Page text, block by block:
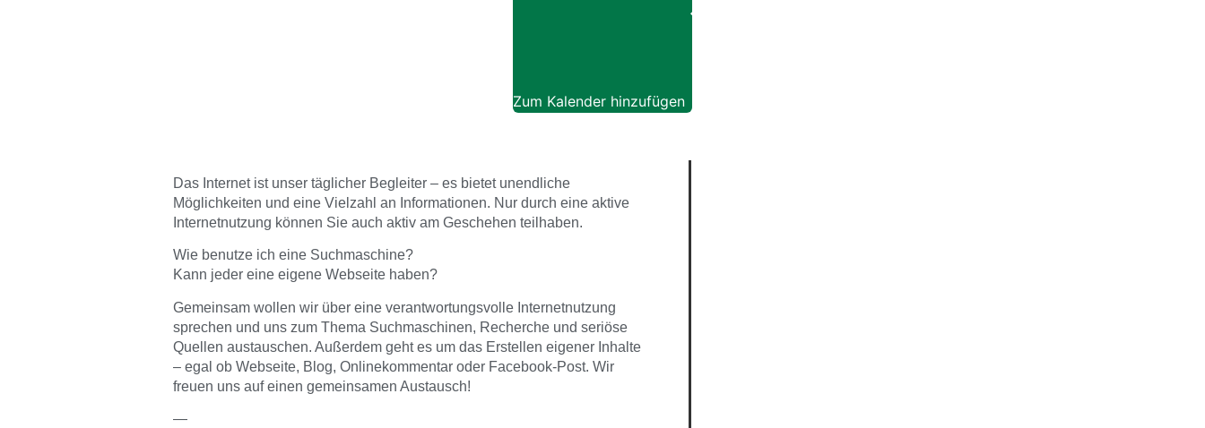
Zum Kalender hinzufügen
Das Internet ist unser täglicher Begleiter – es bietet unendliche
Möglichkeiten und eine Vielzahl an Informationen. Nur durch eine aktive
Internetnutzung können Sie auch aktiv am Geschehen teilhaben.
Wie benutze ich eine Suchmaschine?
Kann jeder eine eigene Webseite haben?
Gemeinsam wollen wir über eine verantwortungsvolle Internetnutzung
sprechen und uns zum Thema Suchmaschinen, Recherche und seriöse
Quellen austauschen. Außerdem geht es um das Erstellen eigener Inhalte
– egal ob Webseite, Blog, Onlinekommentar oder Facebook-Post. Wir
freuen uns auf einen gemeinsamen Austausch!
—